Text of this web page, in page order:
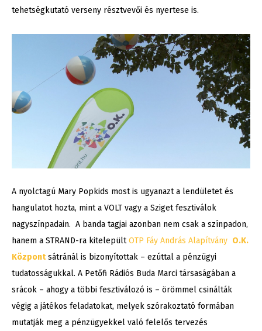
tehetségkutató verseny résztvevői és nyertese is.
A nyolctagú Mary Popkids most is ugyanazt a lendületet és
hangulatot hozta, mint a VOLT vagy a Sziget fesztiválok
nagyszínpadain. A banda tagjai azonban nem csak a színpadon,
hanem a STRAND-ra kitelepültOTP Fáy András Alapítvány O.K.
Központsátránál is bizonyítottak – ezúttal a pénzügyi
tudatosságukkal. A Petőfi Rádiós Buda Marci társaságában a
srácok – ahogy a többi fesztiválozó is – örömmel csinálták
végig a játékos feladatokat, melyek szórakoztató formában
mutatják meg a pénzügyekkel való felelős tervezés